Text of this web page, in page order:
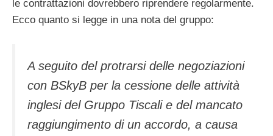
le contrattazioni dovrebbero riprendere regolarmente.
Ecco quanto si legge in una nota del gruppo:
A seguito del protrarsi delle negoziazioni
con BSkyB per la cessione delle attività
inglesi del Gruppo Tiscali e del mancato
raggiungimento di un accordo, a causa